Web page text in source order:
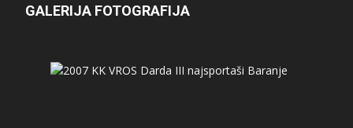
GALERIJA FOTOGRAFIJA